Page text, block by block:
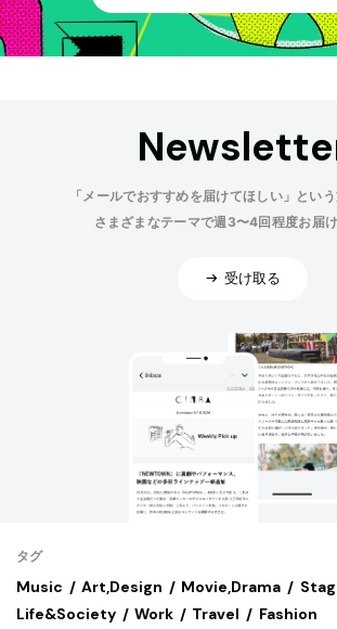
「メールでおすすめを届けてほしい」という
さまざまなテーマで週3〜4回程度お届け
受け取る
タグ
Music Art,Design Movie,Drama
Life&Society
Work Travel Fashion